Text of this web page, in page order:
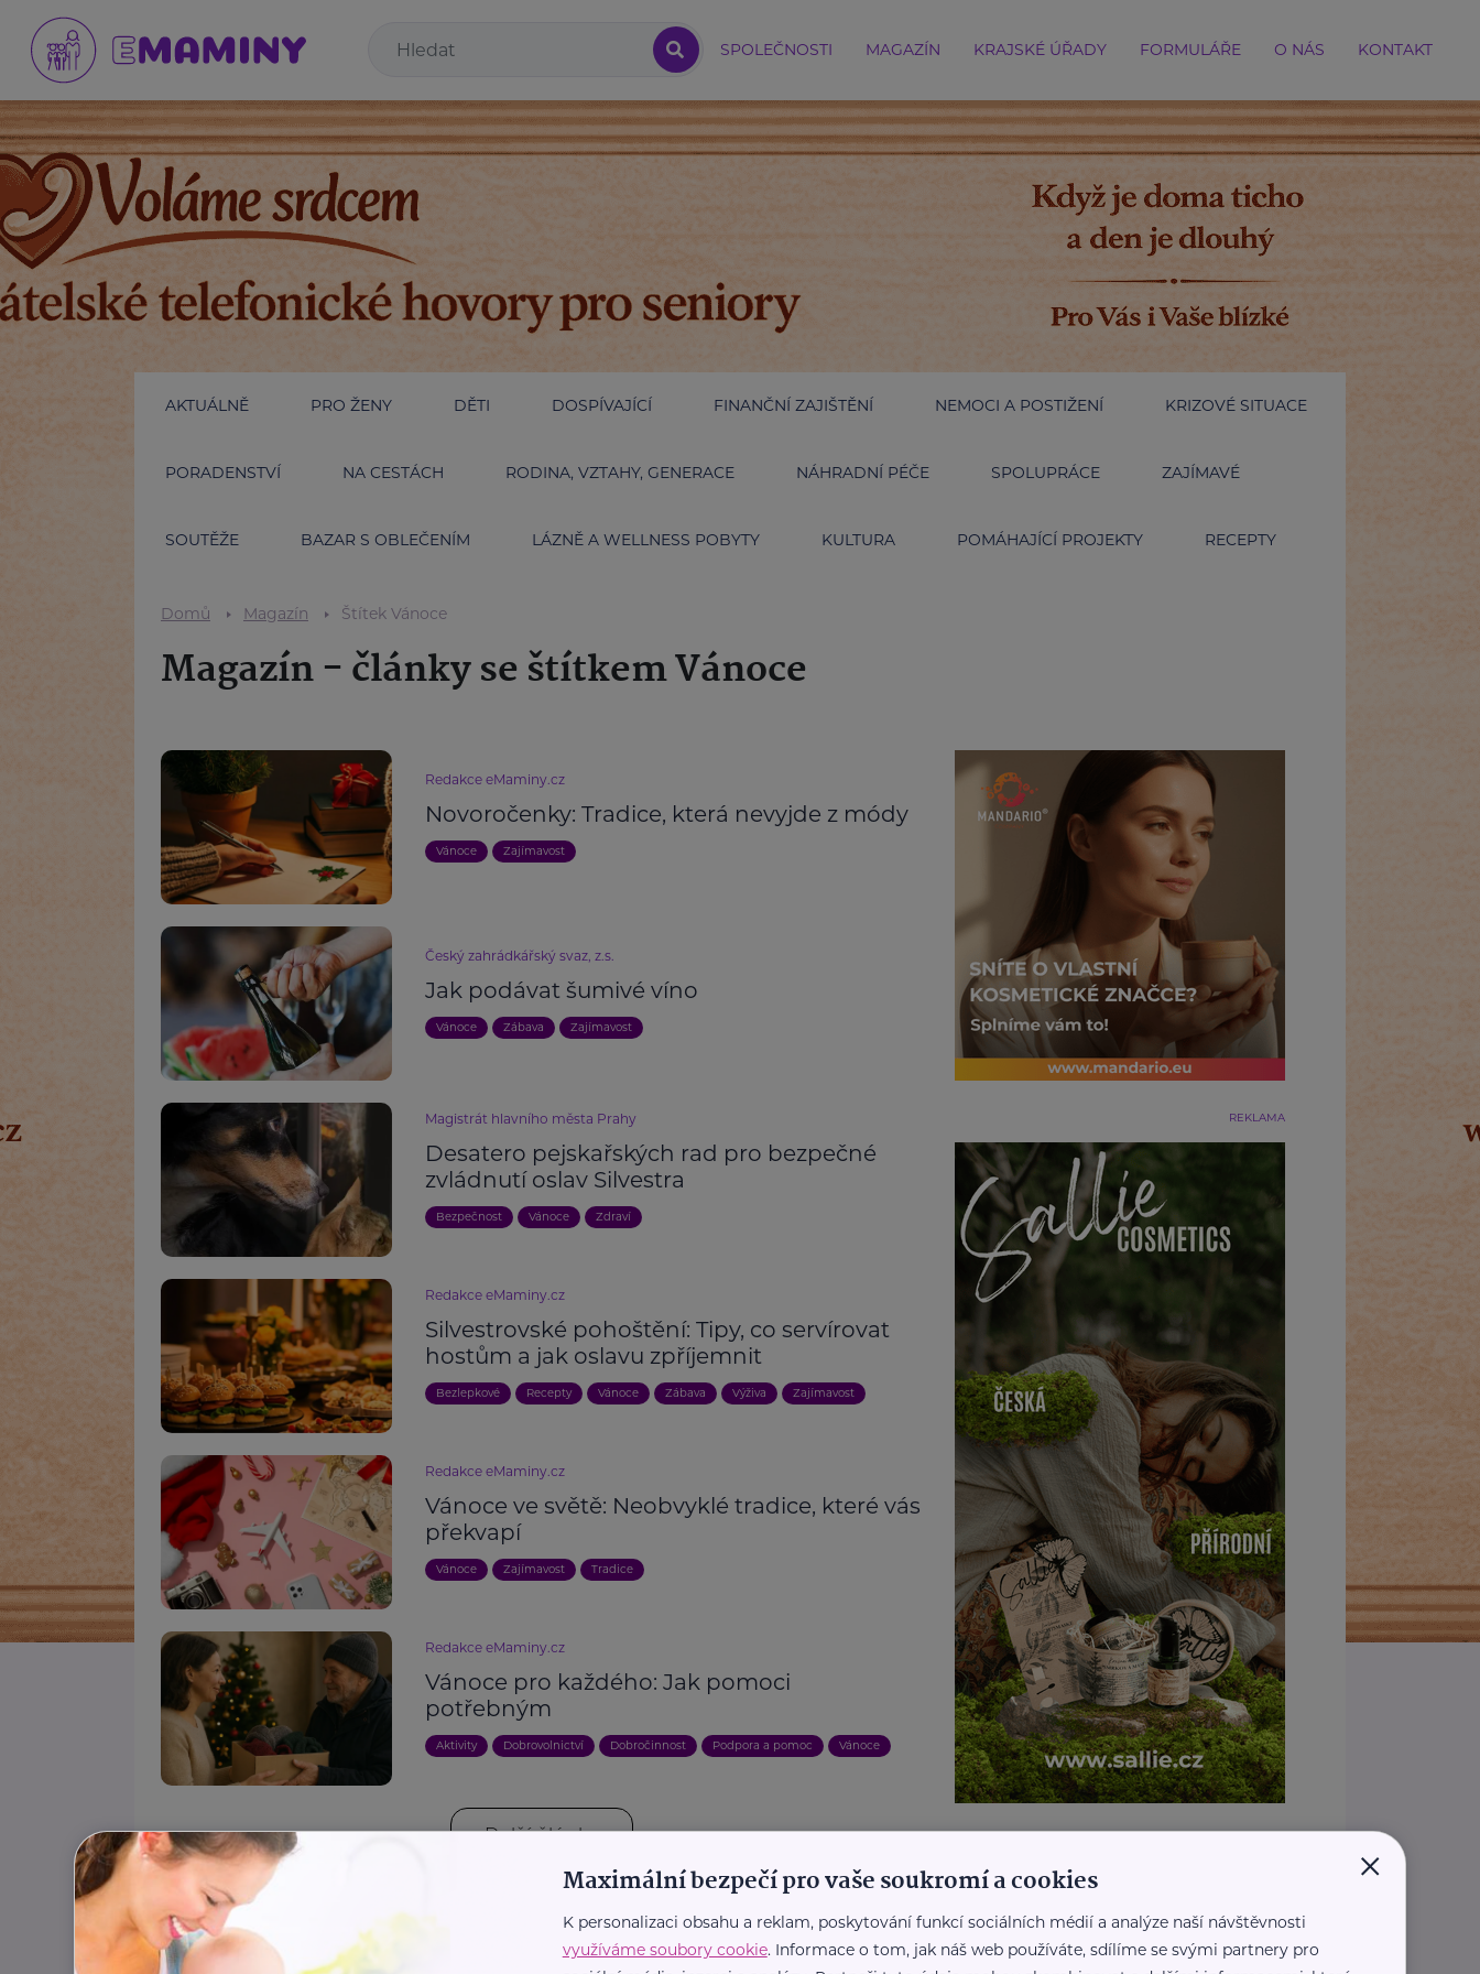
SPOLEČNOSTI MAGAZÍN KRAJSKÉ ÚŘADY FORMULÁŘE O NÁS KONTAKT
AKTUÁLNĚ PRO ŽENY DĚTI DOSPÍVAJÍCÍ FINANČNÍ ZAJIŠTĚNÍ NEMOCI A POSTIŽENÍ KRIZOVÉ SITUACE
PORADENSTVÍ NA CESTÁCH RODINA, VZTAHY, GENERACE NÁHRADNÍ PÉČE SPOLUPRÁCE ZAJÍMAVÉ
SOUTĚŽE BAZAR S OBLEČENÍM LÁZNĚ A WELLNESS POBYTY KULTURA POMÁHAJÍCÍ PROJEKTY RECEPTY
Domů Magazín Štítek Vánoce
Magazín - články se štítkem Vánoce
Redakce eMaminy.cz
Novoročenky: Tradice, která nevyjde z módy
Vánoce Zajímavost
Český zahrádkářský svaz, z.s.
Jak podávat šumivé víno
Vánoce Zábava Zajímavost
Magistrát hlavního města Prahy
Desatero pejskařských rad pro bezpečné
zvládnutí oslav Silvestra
Bezpečnost Vánoce Zdraví
Redakce eMaminy.cz
Silvestrovské pohoštění: Tipy, co servírovat
hostům a jak oslavu zpříjemnit
Bezlepkové Recepty Vánoce Zábava Výživa Zajímavost
Redakce eMaminy.cz
Vánoce ve světě: Neobvyklé tradice, které vás
překvapí
Vánoce Zajímavost Tradice
Redakce eMaminy.cz
Vánoce pro každého: Jak pomoci
potřebným
Aktivity Dobrovolnictví Dobročinnost Podpora a pomoc Vánoce
Další články
Štítky:
Zdraví Zahrada Bezpečnost Bydlení, domácnost
Sociální služby Finance Cestování Recepty Rodina Návykové látky
REKLAMA
×
Maximální bezpečí pro vaše soukromí a cookies
K personalizaci obsahu a reklam, poskytování funkcí sociálních médií a analýze naší návštěvnosti
využíváme soubory cookie. Informace o tom, jak náš web používáte, sdílíme se svými partnery pro